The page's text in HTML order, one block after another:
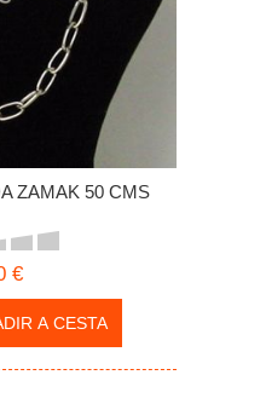
ZAMAK 50 CMS
€